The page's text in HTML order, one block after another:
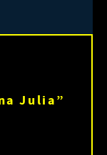
Julia”